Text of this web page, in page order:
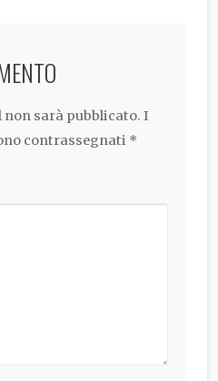
sarà pubblicato. I
contrassegnati *